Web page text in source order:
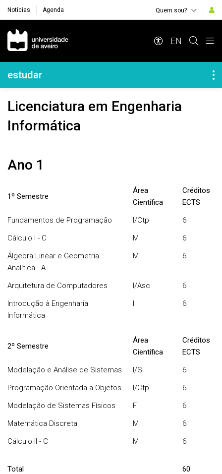
Notícias Agenda Quem sou?
Navegação Principal
EN
Navegação Lateral
estudar
Licenciatura em Engenharia
Informática
Ano 1
1º Semestre
Área
Científica
Créditos
ECTS
Fundamentos de Programação
I/Ctp
6
Cálculo I - C
M
6
Álgebra Linear e Geometria
Analítica - A
M 6
Arquitetura de Computadores I/Asc
6
Introdução à Engenharia
Informática
I 6
2º Semestre
Área
Científica
Créditos
ECTS
Modelação e Análise de Sistemas
I/Si
6
Programação Orientada a Objetos
I/Ctp
6
Modelação de Sistemas Físicos
F
6
Matemática Discreta
M
6
Cálculo II - C
M 6
Total 60